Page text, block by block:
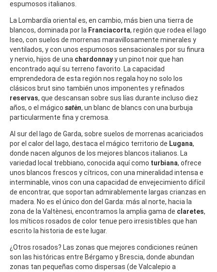
espumosos italianos.
La Lombardía oriental es, en cambio, más bien una tierra de
blancos, dominada por la Franciacorta, región que rodea el lago
Iseo, con suelos de morrenas maravillosamente minerales y
ventilados, y con unos espumosos sensacionales por su finura
y nervio, hijos de una chardonnayy un pinot noir que han
encontrado aquí su terreno favorito. La capacidad
emprendedora de esta región nos regala hoy no solo los
clásicos brut sino también unos imponentes y refinados
reservas, que descansan sobre sus lías durante incluso diez
años, o el mágico satèn, un blanc de blancs con una burbuja
particularmente fina y cremosa.
Al sur del lago de Garda, sobre suelos de morrenas acariciados
por el calor del lago, destaca el mágico territorio de Lugana,
donde nacen algunos de los mejores blancos italianos. La
variedad local trebbiano, conocida aquí como turbiana, ofrece
unos blancos frescos y cítricos, con una mineralidad intensa e
interminable, vinos con una capacidad de envejecimiento difícil
de encontrar, que soportan admirablemente largas crianzas en
madera. No es el único don del Garda: más al norte, hacia la
zona de la Valtènesi, encontramos la amplia gama de claretes,
los míticos rosados de color tenue pero irresistibles que han
escrito la historia de este lugar.
¿Otros rosados? Las zonas que mejores condiciones reúnen
son las históricas entre Bérgamo y Brescia, donde abundan
zonas tan pequeñas como dispersas (de Valcalepio a